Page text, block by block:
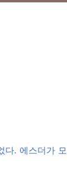
다. 에스더 가